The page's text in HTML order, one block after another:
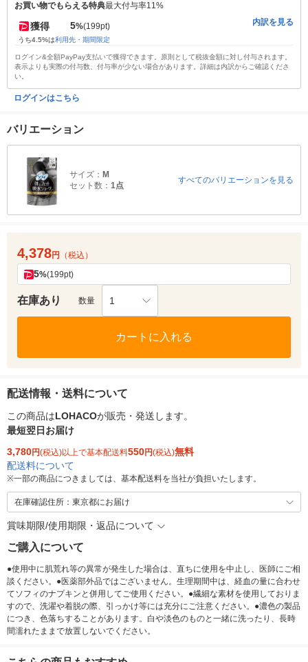
お買い物でもらえる特典最大付与率11%
獲得 5%(199pt)
うち4.5%は利用先・期間限定
内訳を見る
ログイン&全額PayPay支払いで獲得できます。原則として税抜金額に対し付与されます。
表示よりも実際の付与数、付与率が少ない場合があります。詳細は内訳からご確認くださ
い。
ログインはこちら
バリエーション
サイズ： M
セット数： 1点
すべてのバリエーションを見る
4,378円 （税込）
5%(199pt)
在庫あり 数量 1
カートに入れる
配送情報・送料について
この商品はLOHACOが販売・発送します。
最短翌日お届け
3,780円(税込)以上で基本配送料550円(税込)無料
配送料について
※一部の商品につきましては、基本配送料を当社が負担いたします。
在庫確認住所：東京都にお届け
賞味期限/使用期限・返品について
ご購入について
●使用中に肌荒れ等の異常が発生した場合は、直ちに使用を中止し、医師にご相
談ください。●医薬部外品ではございません。生理期間中は、経血の量に合わせ
てソフィのナプキンと併用してご使用ください。●繊細な素材を使用しておりま
すので、洗濯や着脱の際、引っかけ等には充分にご注意ください。●濃色の製品
につき、色落ちすることがあります。白や淡色のものと一緒に洗ったり、長時
間濡れたままで放置しないでください。